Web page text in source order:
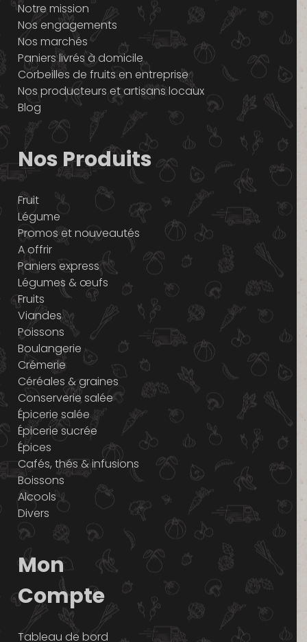
Notre mission
Nos engagements
Nos marchés
Paniers livrés à domicile
Corbeilles de fruits en entreprise
Nos producteurs et artisans locaux
Blog
Nos Produits
Fruit
Légume
Promos et nouveautés
A offrir
Paniers express
Légumes & œufs
Fruits
Viandes
Poissons
Boulangerie
Crémerie
Céréales & graines
Conserverie salée
Épicerie salée
Épicerie sucrée
Épices
Cafés, thés & infusions
Boissons
Alcools
Divers
Mon
Compte
Tableau de bord